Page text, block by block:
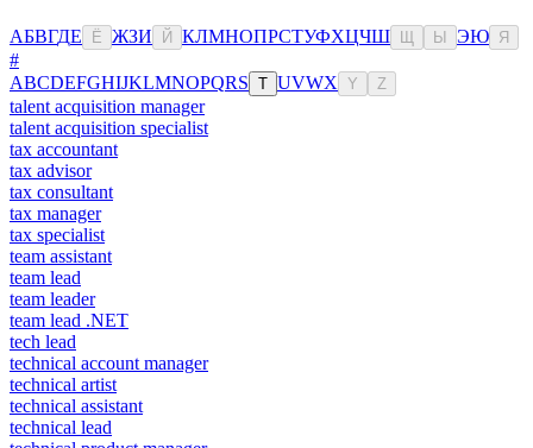
АБВГДЕ Ё ЖЗИ Й КЛМНОПРСТУФХЦЧШ Ы ЭЮ Я
#
ABCDEFGHIJKLMNOPQRS T UVWX Y Z
talent acquisition manager
talent acquisition specialist
tax accountant
tax advisor
tax consultant
tax manager
tax specialist
team assistant
team lead
team leader
team lead .NET
tech lead
technical account manager
technical artist
technical assistant
technical lead